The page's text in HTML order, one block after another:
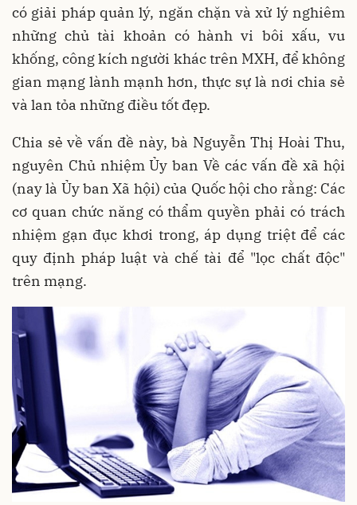
có giải pháp quản lý, ngăn chặn và xử lý nghiêm
những chủ tài khoản có hành vi bôi xấu, vu
khống, công kích người khác trên MXH, để không
gian mạng lành mạnh hơn, thực sự là nơi chia sẻ
và lan tỏa những điều tốt đẹp.
Chia sẻ về vấn đề này, bà Nguyễn Thị Hoài Thu,
nguyên Chủ nhiệm Ủy ban Về các vấn đề xã hội
(nay là Ủy ban Xã hội) của Quốc hội cho rằng: Các
cơ quan chức năng có thẩm quyền phải có trách
nhiệm gạn đục khơi trong, áp dụng triệt để các
quy định pháp luật và chế tài để "lọc chất độc"
trên mạng.